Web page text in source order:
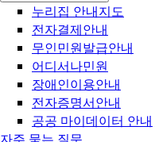
누리집 안내지도
전자결제안내
무인민원발급안내
어디서나민원
장애인이용안내
전자증명서안내
공공 마이데이터 안내